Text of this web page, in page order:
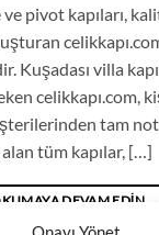
pivot kapıları,
Kuşadası villa
celikkapı.com,
tam
alan tüm kapılar, […]
DEVAM EDIN